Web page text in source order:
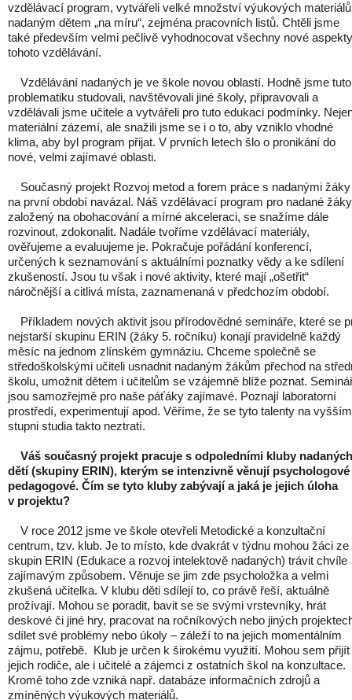
vzdělávací program, vytvářeli velké množství výukových materiálů
nadaným dětem „na míru“, zejména pracovních listů. Chtěli jsme
také především velmi pečlivě vyhodnocovat všechny nové aspekty
tohoto vzdělávání.
Vzdělávání nadaných je ve škole novou oblastí. Hodně jsme tuto
problematiku studovali, navštěvovali jiné školy, připravovali a
vzdělávali jsme učitele a vytvářeli pro tuto edukaci podmínky.
materiální zázemí, ale snažili jsme se i o to, aby vzniklo vhodné
klima, aby byl program přijat. V prvních letech šlo o pronikání do
nové, velmi zajímavé oblasti.
Současný projekt Rozvoj metod a forem práce s nadanými žáky
na první období navázal. Náš vzdělávací program pro nadané
založený na obohacování a mírné akceleraci, se snažíme dále
rozvinout, zdokonalit. Nadále tvoříme vzdělávací materiály,
ověřujeme a evaluujeme je. Pokračuje pořádání konferencí,
určených k seznamování s aktuálními poznatky vědy a ke sdílení
zkušeností. Jsou tu však i nové aktivity, které mají „ošetřit“
náročnější a citlivá místa, zaznamenaná v předchozím období.
Příkladem nových aktivit jsou přírodovědné semináře, které se
nejstarší skupinu ERIN (žáky 5. ročníku) konají pravidelně každý
měsíc na jednom zlínském gymnáziu. Chceme společně se
středoškolskými učiteli usnadnit nadaným žákům přechod na
školu, umožnit dětem i učitelům se vzájemně blíže poznat.
jsou samozřejmě pro naše páťáky zajímavé. Poznají laboratorní
prostředí, experimentují apod. Věříme, že se tyto talenty na vyšším
stupni studia takto neztratí.
Váš současný projekt pracuje s odpoledními kluby nadaných
dětí (skupiny ERIN), kterým se intenzivně věnují psychologové
pedagogové. Čím se tyto kluby zabývají a jaká je jejich úloha
v projektu?
V roce 2012 jsme ve škole otevřeli Metodické a konzultační
centrum, tzv. klub. Je to místo, kde dvakrát v týdnu mohou žáci ze
skupin ERIN (Edukace a rozvoj intelektově nadaných) trávit chvíle
zajímavým způsobem. Věnuje se jim zde psycholožka a velmi
zkušená učitelka. V klubu děti sdílejí to, co právě řeší, aktuálně
prožívají. Mohou se poradit, bavit se se svými vrstevníky, hrát
deskové či jiné hry, pracovat na ročníkových nebo jiných
sdílet své problémy nebo úkoly – záleží to na jejich momentálním
zájmu, potřebě. Klub je určen k širokému využití. Mohou sem přijít
jejich rodiče, ale i učitelé a zájemci z ostatních škol na konzultace.
Kromě toho zde vzniká např. databáze informačních zdrojů a
zmíněných výukových materiálů.